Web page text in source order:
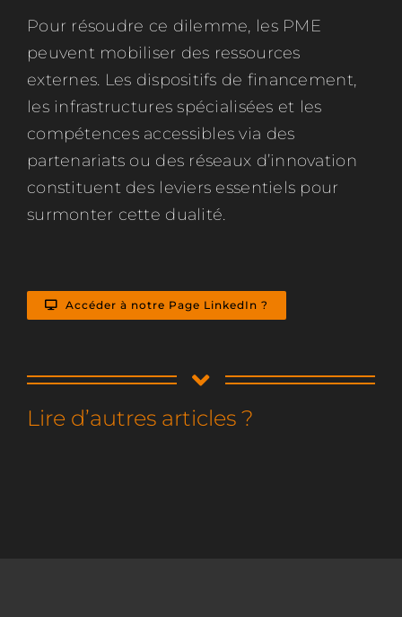
Pour résoudre ce dilemme, les PME
peuvent mobiliser des ressources
externes. Les dispositifs de financement,
les infrastructures spécialisées et les
compétences accessibles via des
partenariats ou des réseaux d’innovation
constituent des leviers essentiels pour
surmonter cette dualité.
Accéder à notre Page LinkedIn ?
Lire d’autres articles ?